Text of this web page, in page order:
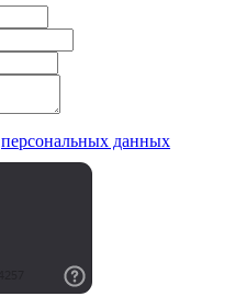
персональных данных